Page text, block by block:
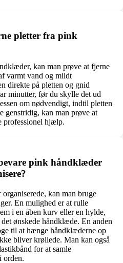
pletter fra pink
kan man prøve at fjerne
varmt vand og mildt
direkte på pletten og gnid
minutter, før du skylle det ud
om nødvendigt, indtil pletten
genstridig, kan man prøve at
professionel hjælp.
pink håndklæder
kan man bruge
En mulighed er at rulle
i en åben kurv eller en hylde,
ønskede håndklæde. En anden
til at hænge håndklæderne op
bliver krøllede. Man kan også
for at samle
orden.